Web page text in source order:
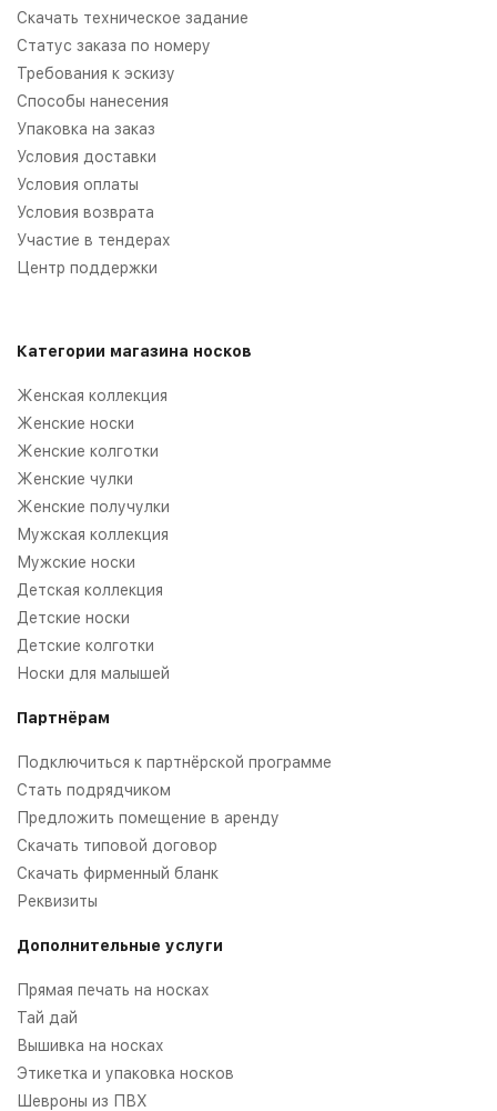
Скачать техническое задание
Статус заказа по номеру
Требования к эскизу
Способы нанесения
Упаковка на заказ
Условия доставки
Условия оплаты
Условия возврата
Участие в тендерах
Центр поддержки
Категории магазина носков
Женская коллекция
Женские носки
Женские колготки
Женские чулки
Женские получулки
Мужская коллекция
Мужские носки
Детская коллекция
Детские носки
Детские колготки
Носки для малышей
Партнёрам
Подключиться к партнёрской программе
Стать подрядчиком
Предложить помещение в аренду
Скачать типовой договор
Скачать фирменный бланк
Реквизиты
Дополнительные услуги
Прямая печать на носках
Тай дай
Вышивка на носках
Этикетка и упаковка носков
Шевроны из ПВХ